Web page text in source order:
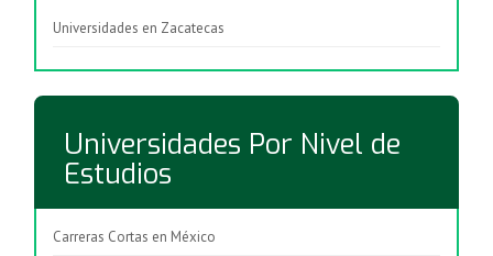
Universidades en Zacatecas
Universidades Por Nivel de
Estudios
Carreras Cortas en México